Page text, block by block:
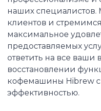
наших
клиентов и
максимальное
предоставляемых
ответить на все
восстановлении
кофемашины Hibrew
эффективностью.